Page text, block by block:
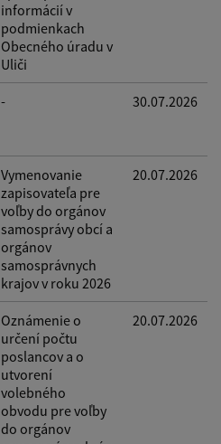
informácií v
podmienkach
Obecného úradu v
Uliči
- 30.07.2026
Vymenovanie
zapisovateľa pre
voľby do orgánov
samosprávy obcí a
orgánov
samosprávnych
krajov v roku 2026
20.07.2026
Oznámenie o
určení počtu
poslancov a o
utvorení
volebného
obvodu pre voľby
do orgánov
20.07.2026